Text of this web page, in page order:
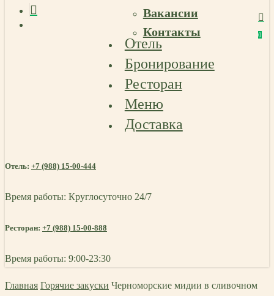
0
Вакансии
Контакты
Отель
Бронирование
Ресторан
Меню
Доставка
Отель: +7 (988) 15-00-444
Время работы: Круглосуточно 24/7
Ресторан: +7 (988) 15-00-888
Время работы: 9:00-23:30
Главная Горячие закуски Черноморские мидии в сливочном